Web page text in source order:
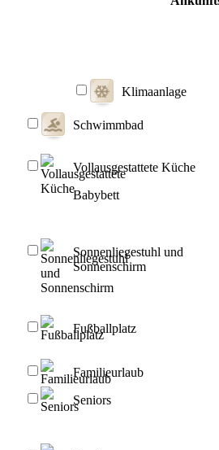
Klimaanlage
Schwimmbad
Vollausgestattete Küche
Babybett
Sonnenliegestuhl und
Sonnenschirm
Fußballplatz
Familieurlaub
Seniors